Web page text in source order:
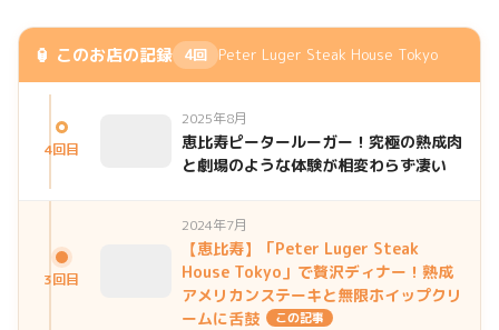
🏮 このお店の記録 4回 Peter Luger Steak House Tokyo
4回目
2025年8月
恵比寿ピータールーガー！究極の熟成肉
と劇場のような体験が相変わらず凄い
3回目
2024年7月
【恵比寿】「Peter Luger Steak
House Tokyo」で贅沢ディナー！熟成
アメリカンステーキと無限ホイップクリ
ームに舌鼓
この記事